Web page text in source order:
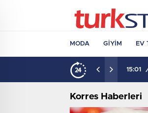
MODA GIYIM EV
15:01
Korres Haberleri